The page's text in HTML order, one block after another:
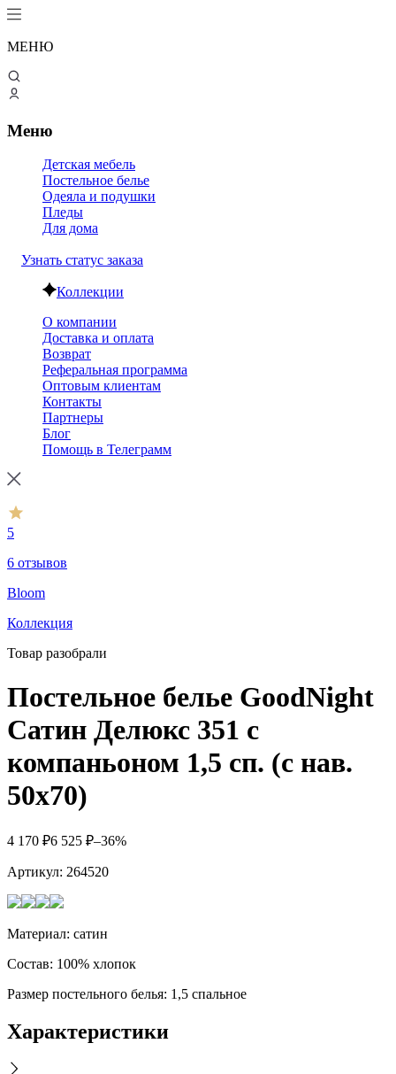
МЕНЮ
Меню
Детская мебель
Постельное белье
Одеяла и подушки
Пледы
Для дома
Узнать статус заказа
Коллекции
О компании
Доставка и оплата
Возврат
Реферальная программа
Оптовым клиентам
Контакты
Партнеры
Блог
Помощь в Телеграмм
5
6 отзывов
Bloom
Коллекция
Товар разобрали
Постельное белье GoodNight
Сатин Делюкс 351 с
компаньоном 1,5 сп. (с нав.
50х70)
4 170 ₽6 525 ₽–36%
Артикул: 264520
Материал: сатин
Состав: 100% хлопок
Размер постельного белья: 1,5 спальное
Характеристики